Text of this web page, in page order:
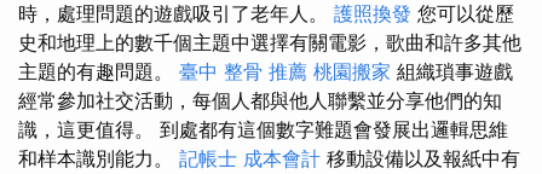
時，處理問題的遊戲吸引了老年人。 護照換發 您可以從歷
史和地理上的數千個主題中選擇有關電影，歌曲和許多其他
主題的有趣問題。 臺中 整骨 推薦 桃園搬家 組織瑣事遊戲
經常參加社交活動，每個人都與他人聯繫並分享他們的知
識，這更值得。 到處都有這個數字難題會發展出邏輯思維
和样本識別能力。 記帳士 成本會計 移動設備以及報紙中有